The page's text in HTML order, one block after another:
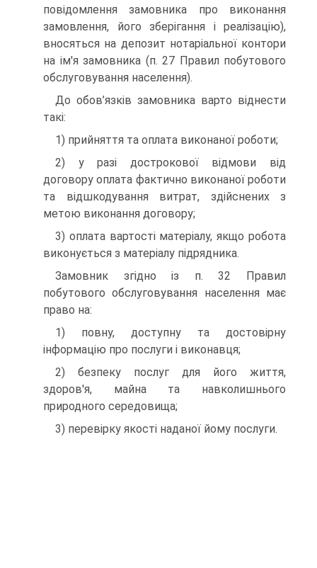
повідомлення замовника про вико­нання
замовлення, його зберігання і реалізацію),
вносяться на депозит нотаріальної контори
на ім'я замовника (п. 27 Правил побутового
обслуговування населення).
До обов’язків замовника варто віднести
такі:
1) прийняття та оплата виконаної роботи;
2) у разі дострокової відмови від
договору оплата фак­тично виконаної роботи
та відшкодування витрат, здійсне­них з
метою виконання договору;
3) оплата вартості матеріалу, якщо робота
виконується з матеріалу підрядника.
Замовник згідно із п. 32 Правил
побутового обслугову­вання населення має
право на:
1) повну, доступну та достовірну
інформацію про послу­ги і виконавця;
2) безпеку послуг для його життя,
здоров'я, майна та навколишнього
природного середовища;
3) перевірку якості наданої йому послуги.